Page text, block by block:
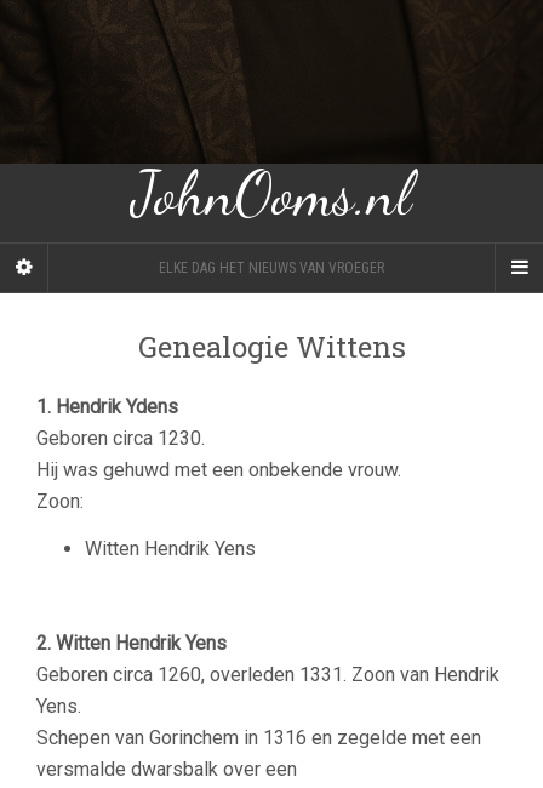
JohnOoms.nl
ELKE DAG HET NIEUWS VAN VROEGER
Genealogie Wittens
1. Hendrik Ydens
Geboren circa 1230.
Hij was gehuwd met een onbekende vrouw.
Zoon:
Witten Hendrik Yens
2. Witten Hendrik Yens
Geboren circa 1260, overleden 1331. Zoon van Hendrik
Yens.
Schepen van Gorinchem in 1316 en zegelde met een
versmalde dwarsbalk over een